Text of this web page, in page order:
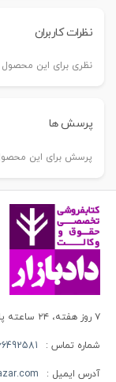
دکتر
عدد
نظرات کاربران
نظری برای این
پرسش ها
پرسش برای این
۷ روز هفته، ۲۴ ساعته پاسخگوی شما هستیم
شماره تماس : - 66413280 (021)
آدرس ایمیل :